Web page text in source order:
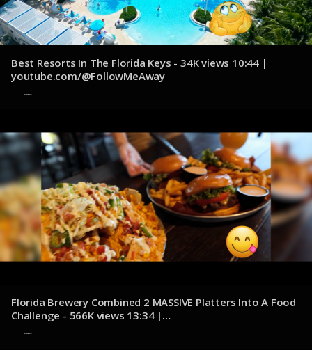
Best Resorts In The Florida Keys - 34K views 10:44 |
youtube.com/@FollowMeAway
Florida Brewery Combined 2 MASSIVE Platters Into A Food
Challenge - 566K views 13:34 |